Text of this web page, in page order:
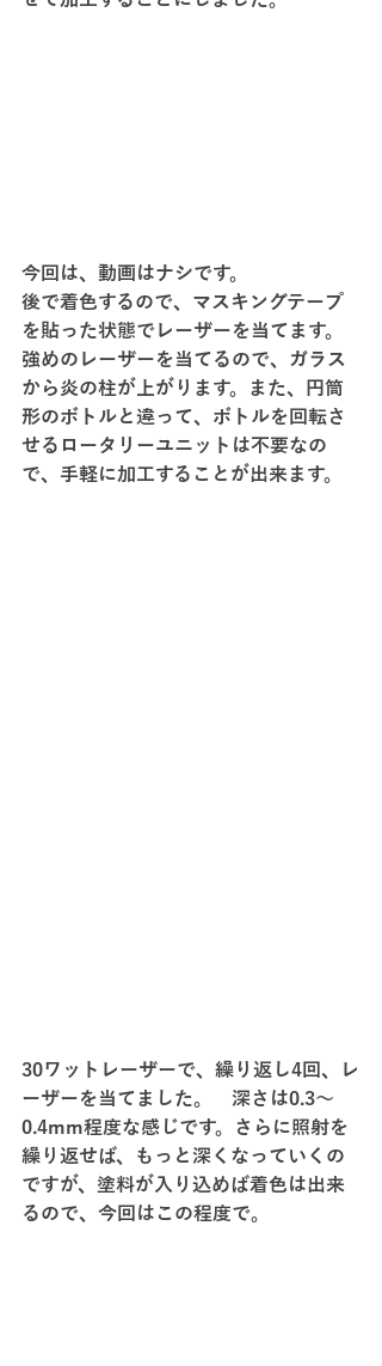
今回は、動画はナシです。
後で着色するので、マスキングテープ
を貼った状態でレーザーを当てます。
強めのレーザーを当てるので、ガラス
から炎の柱が上がります。また、円筒
形のボトルと違って、ボトルを回転さ
せるロータリーユニットは不要なの
で、手軽に加工することが出来ます。
30ワットレーザーで、繰り返し4回、レ
ーザーを当てました。　深さは0.3～
0.4mm程度な感じです。さらに照射を
繰り返せば、もっと深くなっていくの
ですが、塗料が入り込めば着色は出来
るので、今回はこの程度で。